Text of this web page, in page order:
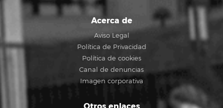
Acerca de
Aviso Legal
Política de Privacidad
Política de cookies
Canal de denuncias
Imagen corporativa